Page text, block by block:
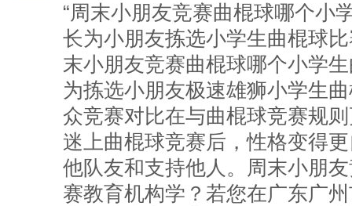
“周末小朋友竞赛曲棍球哪个小
长为小朋友拣选小学生曲棍球
末小朋友竞赛曲棍球哪个小学
为拣选小朋友极速雄狮小学生
众竞赛对比在与曲棍球竞赛规
迷上曲棍球竞赛后，性格变得
他队友和支持他人。周末小朋
赛教育机构学？若您在广东广